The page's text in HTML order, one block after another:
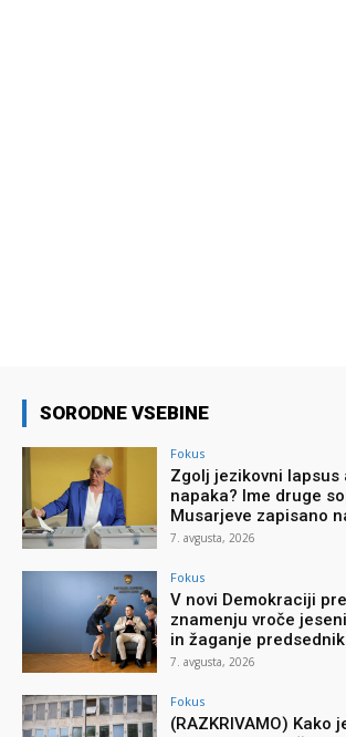
SORODNE VSEBINE
Fokus
Zgolj jezikovni lapsus
napaka? Ime druge
Musarjeve zapisano
7. avgusta, 2026
Fokus
V novi Demokraciji
znamenju vroče
in žaganje
7. avgusta, 2026
Fokus
(RAZKRIVAMO) Kako